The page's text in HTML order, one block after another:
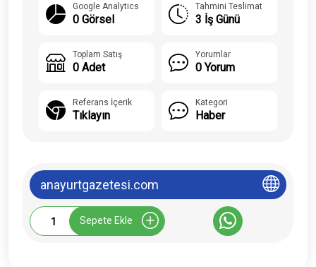
Google Analytics
0 Görsel
Tahmini Teslimat
3 İş Günü
Toplam Satış
0 Adet
Yorumlar
0 Yorum
Referans İçerik
Tıklayın
Kategori
Haber
anayurtgazetesi.com
Anayurtgazetesi.com
Tanıtım
Sepete Ekle